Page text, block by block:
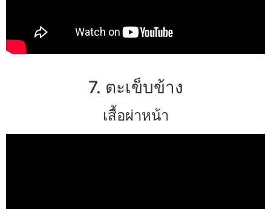
7. ตะเข็บข้าง
เสื้อผ่าหน้า